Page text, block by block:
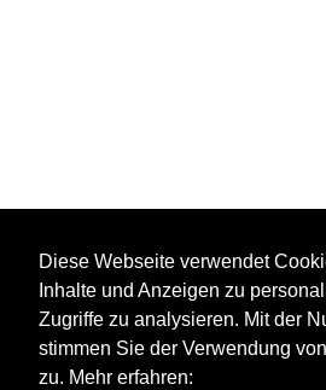
Diese Webseite verwendet
Inhalte und Anzeigen zu
Zugriffe zu analysieren. Mit der
stimmen Sie der Verwendung
zu. Mehr erfahren: